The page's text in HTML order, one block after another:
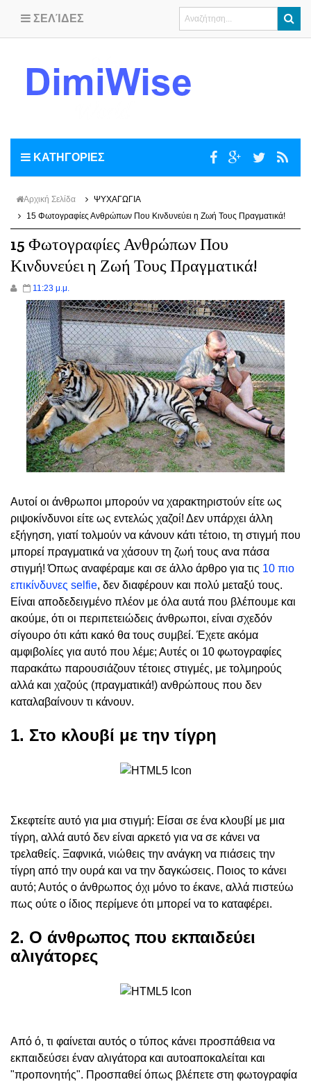
ΣΕΛΊΔΕΣ
ΚΑΤΗΓΟΡΙΕΣ
Αρχική Σελίδα
ΨΥΧΑΓΩΓΙΑ
15 Φωτογραφίες Ανθρώπων Που Κινδυνεύει η Ζωή Τους Πραγματικά!
15 Φωτογραφίες Ανθρώπων Που
Κινδυνεύει η Ζωή Τους Πραγματικά!
11:23 μ.μ.
Αυτοί οι άνθρωποι μπορούν να χαρακτηριστούν είτε ως
ριψοκίνδυνοι είτε ως εντελώς χαζοί! Δεν υπάρχει άλλη
εξήγηση, γιατί τολμούν να κάνουν κάτι τέτοιο, τη στιγμή που
μπορεί πραγματικά να χάσουν τη ζωή τους ανα πάσα
στιγμή! Όπως αναφέραμε και σε άλλο άρθρο για τις 10 πιο
επικίνδυνες selfie, δεν διαφέρουν και πολύ μεταξύ τους.
Είναι αποδεδειγμένο πλέον με όλα αυτά που βλέπουμε και
ακούμε, ότι οι περιπετειώδεις άνθρωποι, είναι σχεδόν
σίγουρο ότι κάτι κακό θα τους συμβεί. Έχετε ακόμα
αμφιβολίες για αυτό που λέμε; Αυτές οι 10 φωτογραφίες
παρακάτω παρουσιάζουν τέτοιες στιγμές, με τολμηρούς
αλλά και χαζούς (πραγματικά!) ανθρώπους που δεν
καταλαβαίνουν τι κάνουν.
1. Στο κλουβί με την τίγρη
Σκεφτείτε αυτό για μια στιγμή: Είσαι σε ένα κλουβί με μια
τίγρη, αλλά αυτό δεν είναι αρκετό για να σε κάνει να
τρελαθείς. Ξαφνικά, νιώθεις την ανάγκη να πιάσεις την
τίγρη από την ουρά και να την δαγκώσεις. Ποιος το κάνει
αυτό; Αυτός ο άνθρωπος όχι μόνο το έκανε, αλλά πιστεύω
πως ούτε ο ίδιος περίμενε ότι μπορεί να το καταφέρει.
2. Ο άνθρωπος που εκπαιδεύει
αλιγάτορες
Από ό, τι φαίνεται αυτός ο τύπος κάνει προσπάθεια να
εκπαιδεύσει έναν αλιγάτορα και αυτοαποκαλείται και
"προπονητής". Προσπαθεί όπως βλέπετε στη φωτογραφία